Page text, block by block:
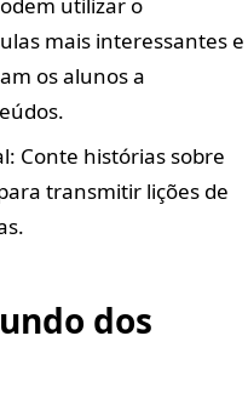
mais interessantes e
os alunos a
Conte histórias sobre
transmitir lições de
dos